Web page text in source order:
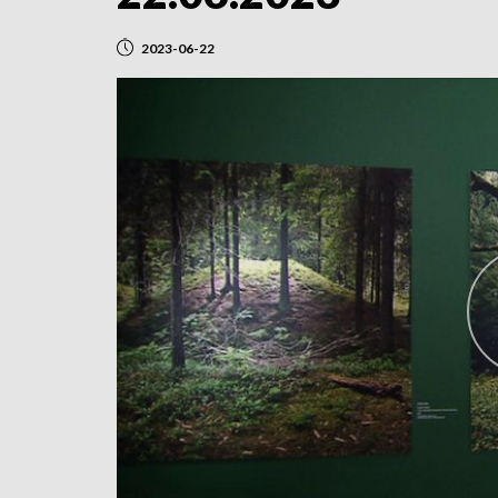
2023-06-22